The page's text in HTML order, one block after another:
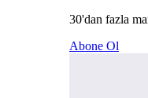
30'dan fazla
Abone Ol